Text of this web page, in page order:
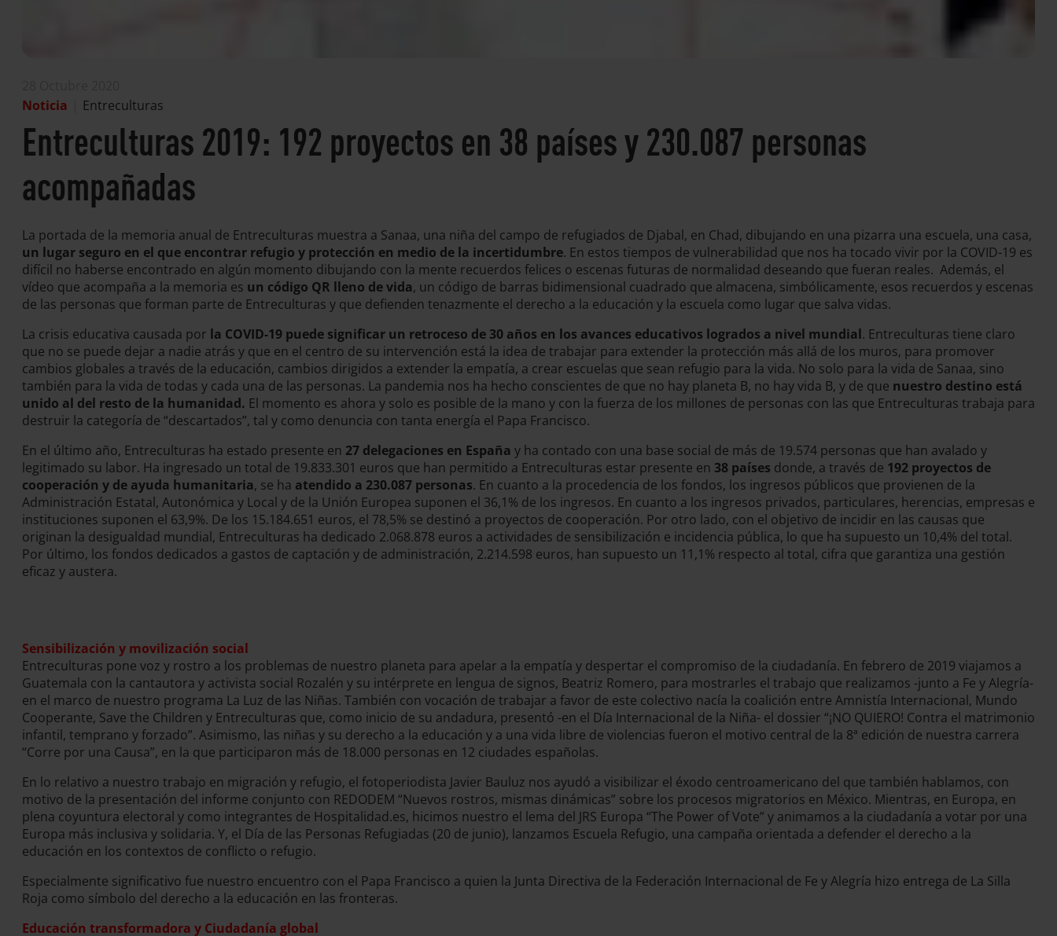
Noticia
Entreculturas
Entreculturas 2019: 192 proyectos en 38 países y 230.087 personas
acompañadas
La portada de la memoria anual de Entreculturas muestra a Sanaa, una niña del campo de refugiados de Djabal, en Chad, dibujando en una pizarra una escuela, una casa,
un lugar seguro en el que encontrar refugio y protección en medio de la incertidumbre. En estos tiempos de vulnerabilidad que nos ha tocado vivir por la COVID-19 es
difícil no haberse encontrado en algún momento dibujando con la mente recuerdos felices o escenas futuras de normalidad deseando que fueran reales. Además, el
vídeo que acompaña a la memoria es un código QR lleno de vida, un código de barras bidimensional cuadrado que almacena, simbólicamente, esos recuerdos y escenas
de las personas que forman parte de Entreculturas y que defienden tenazmente el derecho a la educación y la escuela como lugar que salva vidas.
La crisis educativa causada por la COVID-19 puede significar un retroceso de 30 años en los avances educativos logrados a nivel mundial. Entreculturas tiene claro
que no se puede dejar a nadie atrás y que en el centro de su intervención está la idea de trabajar para extender la protección más allá de los muros, para promover
cambios globales a través de la educación, cambios dirigidos a extender la empatía, a crear escuelas que sean refugio para la vida. No solo para la vida de Sanaa, sino
también para la vida de todas y cada una de las personas. La pandemia nos ha hecho conscientes de que no hay planeta B, no hay vida B, y de que nuestro destino está
unido al del resto de la humanidad. El momento es ahora y solo es posible de la mano y con la fuerza de los millones de personas con las que Entreculturas trabaja para
destruir la categoría de “descartados”, tal y como denuncia con tanta energía el Papa Francisco.
En el último año, Entreculturas ha estado presente en 27 delegaciones en España y ha contado con una base social de más de 19.574 personas que han avalado y
legitimado su labor. Ha ingresado un total de 19.833.301 euros que han permitido a Entreculturas estar presente en 38 países donde, a través de 192 proyectos de
cooperación y de ayuda humanitaria, se ha atendido a 230.087 personas. En cuanto a la procedencia de los fondos, los ingresos públicos que provienen de la
Administración Estatal, Autonómica y Local y de la Unión Europea suponen el 36,1% de los ingresos. En cuanto a los ingresos privados, particulares, herencias, empresas e
instituciones suponen el 63,9%. De los 15.184.651 euros, el 78,5% se destinó a proyectos de cooperación. Por otro lado, con el objetivo de incidir en las causas que
originan la desigualdad mundial, Entreculturas ha dedicado 2.068.878 euros a actividades de sensibilización e incidencia pública, lo que ha supuesto un 10,4% del total.
Por último, los fondos dedicados a gastos de captación y de administración, 2.214.598 euros, han supuesto un 11,1% respecto al total, cifra que garantiza una gestión
eficaz y austera.
Sensibilización y movilización social
Entreculturas pone voz y rostro a los problemas de nuestro planeta para apelar a la empatía y despertar el compromiso de la ciudadanía. En febrero de 2019 viajamos a
Guatemala con la cantautora y activista social Rozalén y su intérprete en lengua de signos, Beatriz Romero, para mostrarles el trabajo que realizamos -junto a Fe y Alegría-
en el marco de nuestro programa La Luz de las Niñas. También con vocación de trabajar a favor de este colectivo nacía la coalición entre Amnistía Internacional, Mundo
Cooperante, Save the Children y Entreculturas que, como inicio de su andadura, presentó -en el Día Internacional de la Niña- el dossier “¡NO QUIERO! Contra el matrimonio
infantil, temprano y forzado”. Asimismo, las niñas y su derecho a la educación y a una vida libre de violencias fueron el motivo central de la 8ª edición de nuestra carrera
“Corre por una Causa”, en la que participaron más de 18.000 personas en 12 ciudades españolas.
En lo relativo a nuestro trabajo en migración y refugio, el fotoperiodista Javier Bauluz nos ayudó a visibilizar el éxodo centroamericano del que también hablamos, con
motivo de la presentación del informe conjunto con REDODEM “Nuevos rostros, mismas dinámicas” sobre los procesos migratorios en México. Mientras, en Europa, en
plena coyuntura electoral y como integrantes de Hospitalidad.es, hicimos nuestro el lema del JRS Europa “The Power of Vote” y animamos a la ciudadanía a votar por una
Europa más inclusiva y solidaria. Y, el Día de las Personas Refugiadas (20 de junio), lanzamos Escuela Refugio, una campaña orientada a defender el derecho a la
educación en los contextos de conflicto o refugio.
Especialmente significativo fue nuestro encuentro con el Papa Francisco a quien la Junta Directiva de la Federación Internacional de Fe y Alegría hizo entrega de La Silla
Roja como símbolo del derecho a la educación en las fronteras.
Educación transformadora y Ciudadanía global